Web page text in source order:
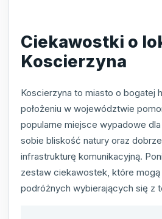
Ciekawostki o
Koscierzyna
Koscierzyna to miasto o bogatej
położeniu w województwie
popularne miejsce wypadowe
sobie bliskość natury oraz
infrastrukturę komunikacyjną.
zestaw ciekawostek, które
podróżnych wybierających się z